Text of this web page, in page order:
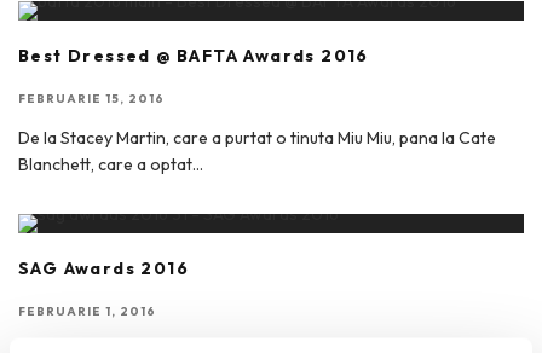
Best Dressed @ BAFTA Awards 2016
FEBRUARIE 15, 2016
De la Stacey Martin, care a purtat o tinuta Miu Miu, pana la Cate
Blanchett, care a optat...
SAG Awards 2016
FEBRUARIE 1, 2016